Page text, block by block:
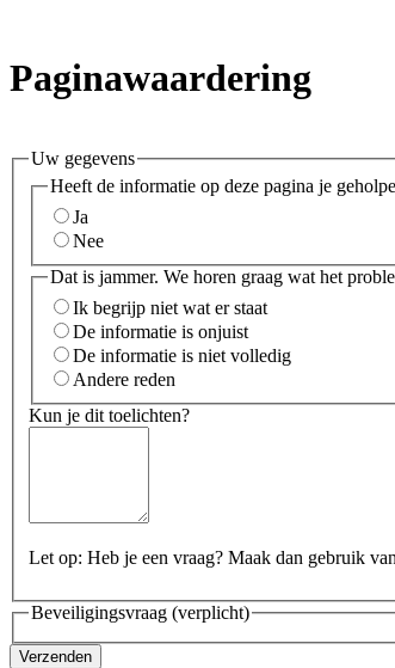
Paginawaardering
Uw gegevens
Heeft de informatie op deze pagina je
Ja
Nee
Dat is jammer. We horen graag wat het
Ik begrijp niet wat er staat
De informatie is onjuist
De informatie is niet volledig
Andere reden
Kun je dit toelichten?
Let op: Heb je een vraag? Maak dan gebruik
Beveiligingsvraag (verplicht)
Verzenden